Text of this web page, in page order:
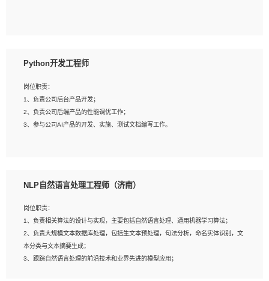
3、熟悉react/vue/angular任何一种前端框架，熟悉react优先；
5、善于沟通，具有团队意识；
Python开发工程师
岗位职责：
1、负责公司后台产品开发；
2、负责公司后端产品的性能调优工作；
3、参与公司AI产品的开发、实施、测试文档编写工作。
验的更佳；
3、熟悉数据库开发，熟悉Mysql、Oracle、MongoDb数据库应用开发其中一种；
4、熟悉Python Wed框架（Django/Flask...）代码能力优秀，熟悉编码规范和具备
良好的文档编写能力）；
5、沟通表达能力强，具备团队协作能力。
NLP自然语言处理工程师（济南）
岗位职责：
1、负责相关算法的设计与实现，主要包括自然语言处理、通用机器学习算法；
2、负责大规模文本数据库处理，包括生文本预处理，句法分析，命名实体识别，文
本分类与文本摘要生成；
3、跟踪自然语言处理的前沿技术和业界先进的模型应用；